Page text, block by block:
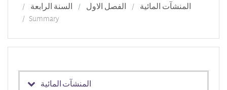
السنة الرابعة
الفصل الاول
المنشآت المائية
Summary
المنشآت المائية